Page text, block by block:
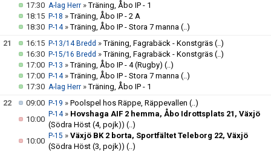
17:30 A-lag Herr »Träning, Åbo IP - 1
18:15 P-18 »Träning, Åbo IP - 2 A
18:30 P-14»Träning, Åbo IP - Stora 7 manna (..)
21
16:15 P-13/14 Bredd »Träning, Fagrabäck - Konstgräs (..)
16:30 P-15/16 Bredd »Träning, Fagrabäck - Konstgräs (..)
17:00 P-13 »Träning, Åbo IP - 4 (Rugby) (..)
17:00 P-14»Träning, Åbo IP - Stora 7 manna (..)
17:30 A-lag Herr »Träning, Åbo IP - 1
22
09:00 P-19 » Poolspel hos Räppe, Räppevallen (..)
10:00
P-14» Hovshaga AIF 2 hemma, Åbo Idrottsplats 21, Växjö
(Södra Höst (4, pojk)) (..)
10:00
P-15 » Växjö BK 2 borta, Sportfältet Teleborg 22, Växjö
(Södra Höst (3, pojk)) (..)